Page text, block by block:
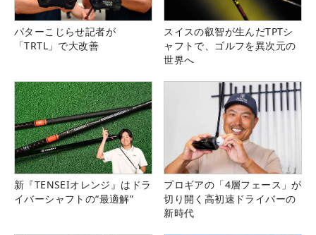
パターこじらせ記者が
「TRTL」で大改善
スイスの叡智が生んだTPTシ
ャフトで、ゴルフを異次元の
世界へ
新『TENSEIオレンジ』はドラ
イバーシャフトの“最適解”
プロギアの「4層フェース」が
切り開く高初速ドライバーの
新時代